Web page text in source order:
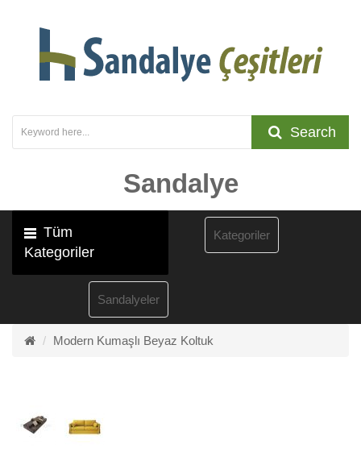
Search
Sandalye
Tüm
Kategoriler
Sandalyeler
Kategoriler
Modern Kumaşlı Beyaz Koltuk